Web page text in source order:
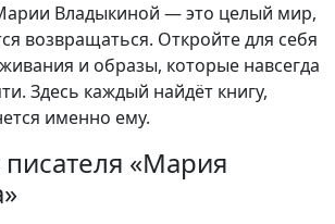
Владыкиной — это целый мир,
возвращаться. Откройте для себя
и образы, которые навсегда
Здесь каждый найдёт книгу,
именно ему.
«Мария